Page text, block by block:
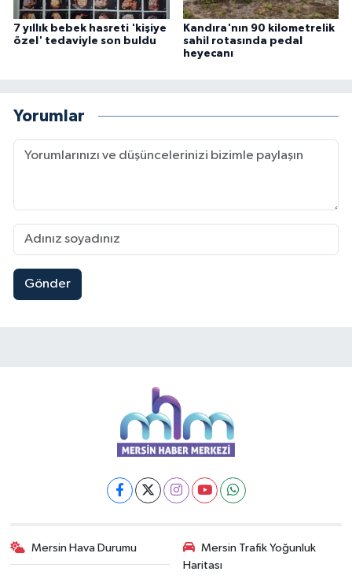
7 yıllık bebek hasreti 'kişiye
özel' tedaviyle son buldu
Kandıra'nın 90 kilometrelik
sahil rotasında pedal
heyecanı
Yorumlar
Gönder
Mersin Hava Durumu
Mersin Trafik Yoğunluk
Haritası